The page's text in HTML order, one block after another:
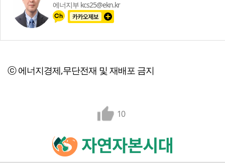
에너지부 kcs25@ekn.kr
ⓒ 에너지경제,무단전재 및 재배포 금지
10